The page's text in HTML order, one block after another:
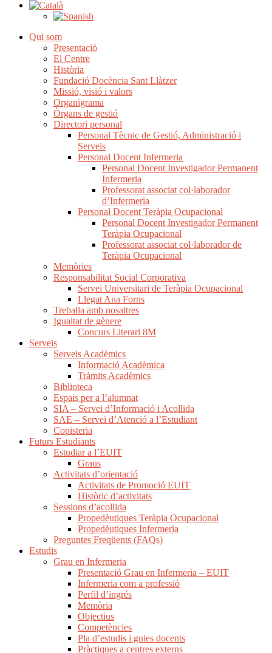
Qui som
Presentació
El Centre
Història
Fundació Docència Sant Llàtzer
Missió, visió i valors
Organigrama
Òrgans de gestió
Directori personal
Personal Tècnic de Gestió, Administració i
Serveis
Personal Docent Infermeria
Personal Docent Investigador Permanent
Infermeria
Professorat associat col·laborador
d’Infermeria
Personal Docent Teràpia Ocupacional
Personal Docent Investigador Permanent
Teràpia Ocupacional
Professorat associat col·laborador de
Teràpia Ocupacional
Memòries
Responsabilitat Social Corporativa
Servei Universitari de Teràpia Ocupacional
Llegat Ana Forns
Treballa amb nosaltres
Igualtat de gènere
Concurs Literari 8M
Serveis
Serveis Acadèmics
Informació Acadèmica
Tràmits Acadèmics
Biblioteca
Espais per a l’alumnat
SIA – Servei d’Informació i Acollida
SAE – Servei d’Atenció a l’Estudiant
Copisteria
Futurs Estudiants
Estudiar a l’EUIT
Graus
Activitats d’orientació
Activitats de Promoció EUIT
Històric d’activitats
Sessions d’acollida
Propedèutiques Teràpia Ocupacional
Propedèutiques Infermeria
Preguntes Freqüents (FAQs)
Estudis
Grau en Infermeria
Presentació Grau en Infermeria – EUIT
Infermeria com a professió
Perfil d’ingrés
Memòria
Objectius
Competències
Pla d’estudis i guies docents
Pràctiques a centres externs